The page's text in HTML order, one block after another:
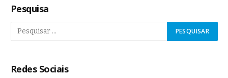
Pesquisa
Redes Sociais